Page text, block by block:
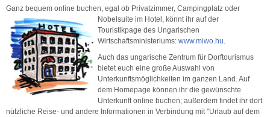
Ganz bequem online buchen, egal ob Privatzimmer, Campingplatz oder
Nobelsuite im Hotel, könnt ihr auf der
Touristikpage des Ungarischen
Wirtschaftsministeriums: www.miwo.hu.
Auch das ungarische Zentrum für Dorftourismus
bietet euch eine große Auswahl von
Unterkunftsmöglichkeiten im ganzen Land. Auf
dem Homepage können ihr die gewünschte
Unterkunft online buchen; außerdem findet ihr dort
nützliche Reise- und andere Informationen in Verbindung mit "Urlaub auf dem